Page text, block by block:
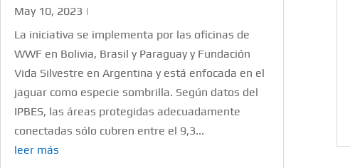
May 10, 2023 |
La iniciativa se implementa por las oficinas de
WWF en Bolivia, Brasil y Paraguay y Fundación
Vida Silvestre en Argentina y está enfocada en el
jaguar como especie sombrilla. Según datos del
IPBES, las áreas protegidas adecuadamente
conectadas sólo cubren entre el 9,3...
leer más